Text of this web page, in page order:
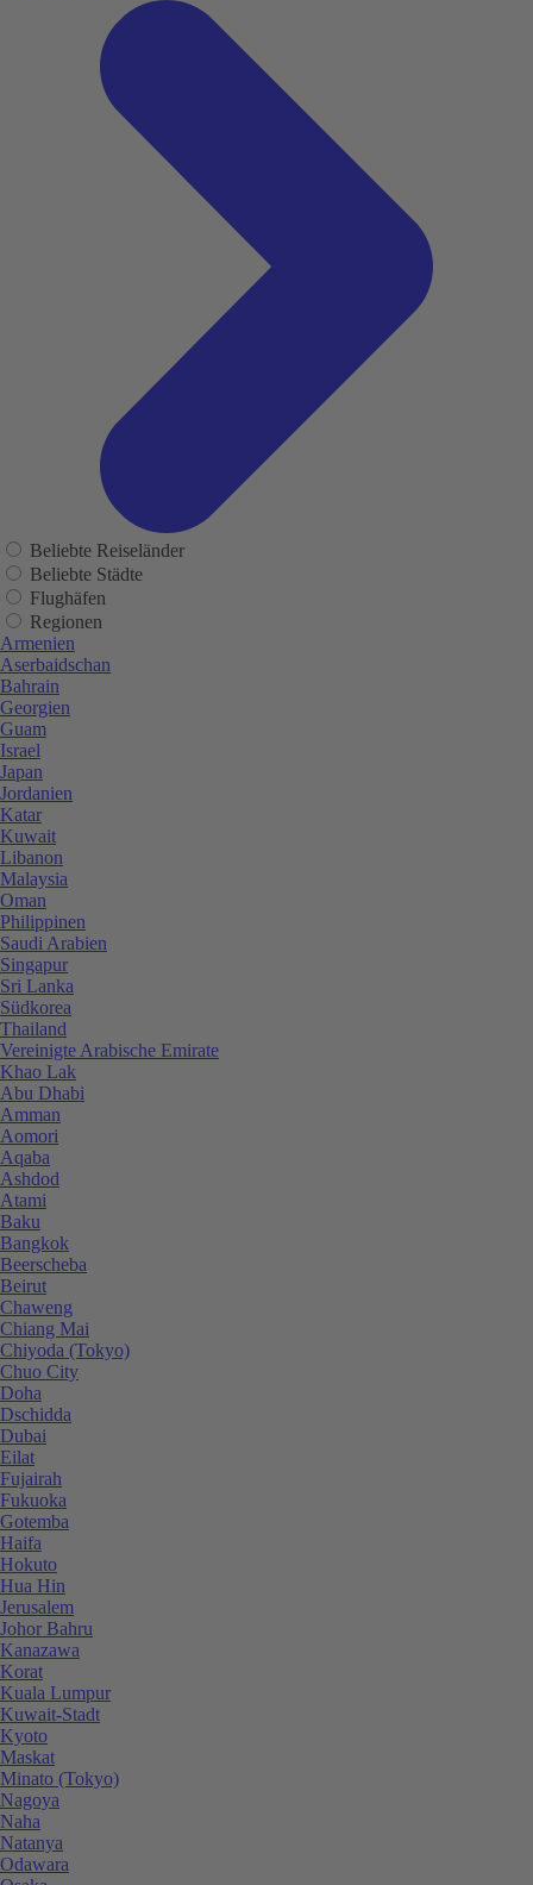
Beliebte Reiseländer
Beliebte Städte
Flughäfen
Regionen
Armenien
Aserbaidschan
Bahrain
Georgien
Guam
Israel
Japan
Jordanien
Katar
Kuwait
Libanon
Malaysia
Oman
Philippinen
Saudi Arabien
Singapur
Sri Lanka
Südkorea
Thailand
Vereinigte Arabische Emirate
Khao Lak
Abu Dhabi
Amman
Aomori
Aqaba
Ashdod
Atami
Baku
Bangkok
Beerscheba
Beirut
Chaweng
Chiang Mai
Chiyoda (Tokyo)
Chuo City
Doha
Dschidda
Dubai
Eilat
Fujairah
Fukuoka
Gotemba
Haifa
Hokuto
Hua Hin
Jerusalem
Johor Bahru
Kanazawa
Korat
Kuala Lumpur
Kuwait-Stadt
Kyoto
Maskat
Minato (Tokyo)
Nagoya
Naha
Natanya
Odawara